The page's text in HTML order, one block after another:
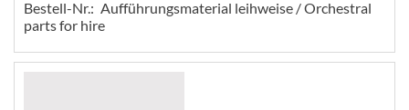
Bestell-Nr.: Aufführungsmaterial leihweise / Orchestral
parts for hire